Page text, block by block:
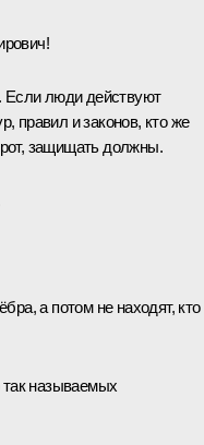
Если люди действуют
правил и законов, кто же
защищать должны.
а потом не находят, кто
так называемых